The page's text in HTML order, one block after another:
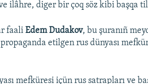
ilâhre, diger bir çoq söz kibi başqa
faali Edem Dudakov, bu şuranıñ
etilgen rus dünyası
mefküresi içün rus satrapları ve